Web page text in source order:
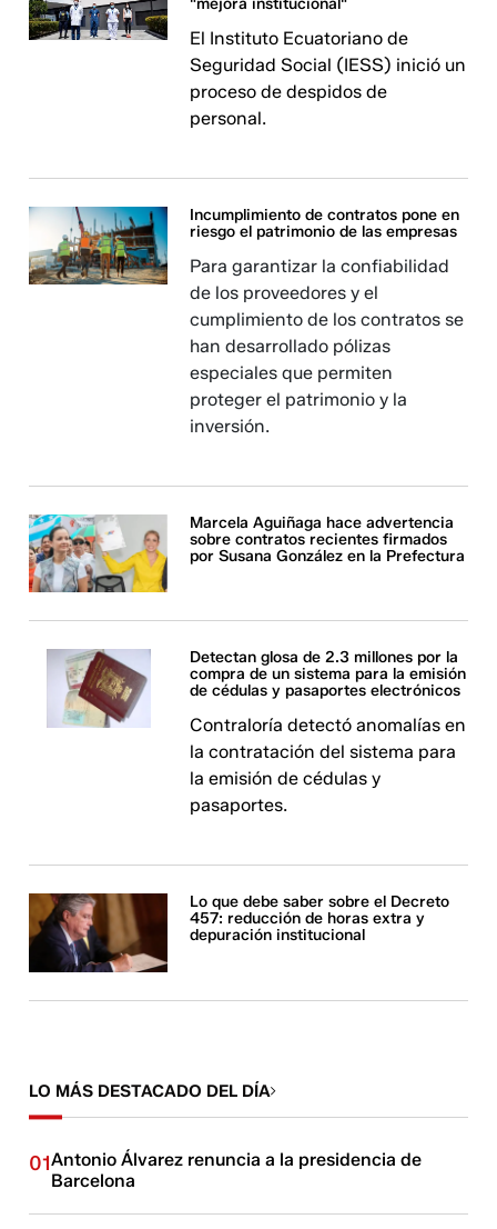
"mejora institucional"
El Instituto Ecuatoriano de
Seguridad Social (IESS) inició un
proceso de despidos de
personal.
Incumplimiento de contratos pone en
riesgo el patrimonio de las empresas
Para garantizar la confiabilidad
de los proveedores y el
cumplimiento de los contratos se
han desarrollado pólizas
especiales que permiten
proteger el patrimonio y la
inversión.
Marcela Aguiñaga hace advertencia
sobre contratos recientes firmados
por Susana González en la Prefectura
Detectan glosa de 2.3 millones por la
compra de un sistema para la emisión
de cédulas y pasaportes electrónicos
Contraloría detectó anomalías en
la contratación del sistema para
la emisión de cédulas y
pasaportes.
Lo que debe saber sobre el Decreto
457: reducción de horas extra y
depuración institucional
LO MÁS DESTACADO DEL DÍA
01Antonio Álvarez renuncia a la presidencia de
Barcelona